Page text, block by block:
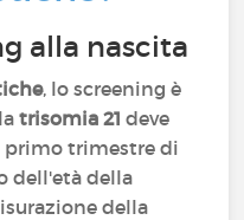
alla nascita
, lo screening è
trisomia 21 deve
primo trimestre di
dell'età della
della